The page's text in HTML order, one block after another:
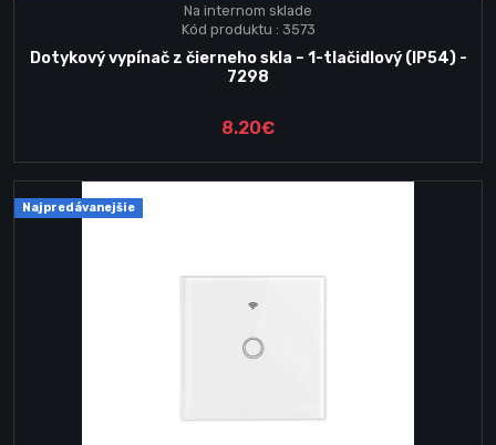
Na internom sklade
Kód produktu : 3573
Dotykový vypínač z čierneho skla – 1-tlačidlový (IP54) -
7298
8.20€
Najpredávanejšie